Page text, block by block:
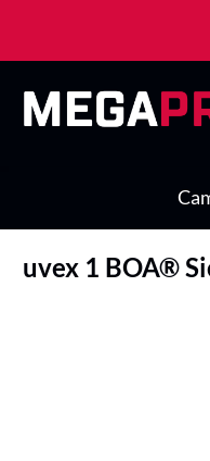
uvex 1 BOA®
Bildergalerie